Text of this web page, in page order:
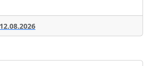
12.08.2026